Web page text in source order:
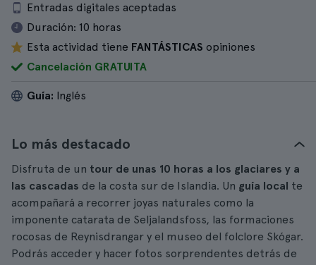
Entradas digitales aceptadas
Duración: 10 horas
Esta actividad tiene FANTÁSTICAS opiniones
Cancelación GRATUITA
Guía: Inglés
Lo más destacado
Disfruta de un tour de unas 10 horas a los glaciares y a
las cascadas de la costa sur de Islandia. Un guía local te
acompañará a recorrer joyas naturales como la
imponente catarata de Seljalandsfoss, las formaciones
rocosas de Reynisdrangar y el museo del folclore Skógar.
Podrás acceder y hacer fotos sorprendentes detrás de